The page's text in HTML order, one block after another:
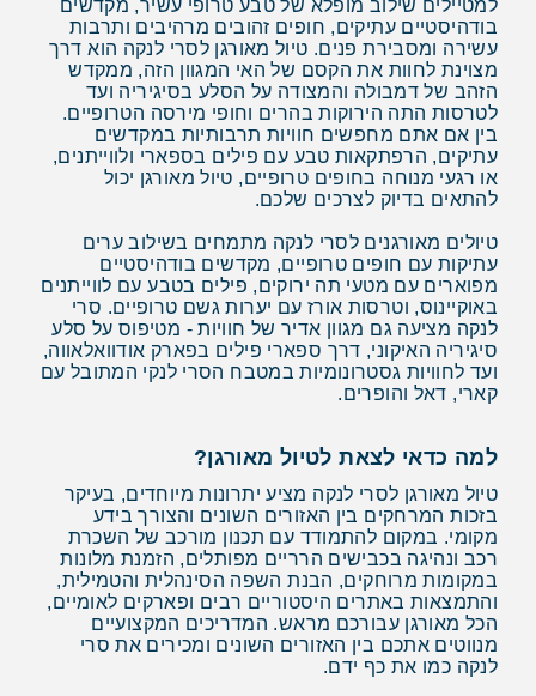
למטיילים שילוב מופלא של טבע טרופי עשיר, מקדשים
בודהיסטיים עתיקים, חופים זהובים מרהיבים ותרבות
עשירה ומסבירת פנים. טיול מאורגן לסרי לנקה הוא דרך
מצוינת לחוות את הקסם של האי המגוון הזה, ממקדש
הזהב של דמבולה והמצודה על הסלע בסיגיריה ועד
לטרסות התה הירוקות בהרים וחופי מירסה הטרופיים.
בין אם אתם מחפשים חוויות תרבותיות במקדשים
עתיקים, הרפתקאות טבע עם פילים בספארי ולווייתנים,
או רגעי מנוחה בחופים טרופיים, טיול מאורגן יכול
להתאים בדיוק לצרכים שלכם.
טיולים מאורגנים לסרי לנקה מתמחים בשילוב ערים
עתיקות עם חופים טרופיים, מקדשים בודהיסטיים
מפוארים עם מטעי תה ירוקים, פילים בטבע עם לווייתנים
באוקיינוס, וטרסות אורז עם יערות גשם טרופיים. סרי
לנקה מציעה גם מגוון אדיר של חוויות - מטיפוס על סלע
סיגיריה האיקוני, דרך ספארי פילים בפארק אודוואלאווה,
ועד לחוויות גסטרונומיות במטבח הסרי לנקי המתובל עם
קארי, דאל והופרים.
למה כדאי לצאת לטיול מאורגן?
טיול מאורגן לסרי לנקה מציע יתרונות מיוחדים, בעיקר
בזכות המרחקים בין האזורים השונים והצורך בידע
מקומי. במקום להתמודד עם תכנון מורכב של השכרת
רכב ונהיגה בכבישים הרריים מפותלים, הזמנת מלונות
במקומות מרוחקים, הבנת השפה הסינהלית והטמילית,
והתמצאות באתרים היסטוריים רבים ופארקים לאומיים,
הכל מאורגן עבורכם מראש. המדריכים המקצועיים
מנווטים אתכם בין האזורים השונים ומכירים את סרי
לנקה כמו את כף ידם.